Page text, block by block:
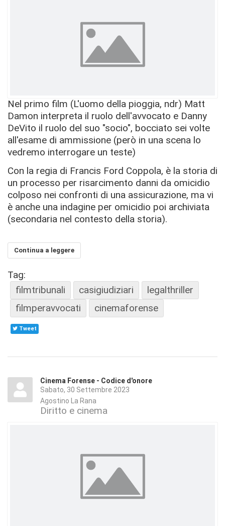
Nel primo film (L'uomo della pioggia, ndr) Matt
Damon interpreta il ruolo dell'avvocato e Danny
DeVito il ruolo del suo "socio", bocciato sei volte
all'esame di ammissione (però in una scena lo
vedremo interrogare un teste)
Con la regia di Francis Ford Coppola, è la storia di
un processo per risarcimento danni da omicidio
colposo nei confronti di una assicurazione, ma vi
è anche una indagine per omicidio poi archiviata
(secondaria nel contesto della storia).
Continua a leggere
Tag:
filmtribunali
casigiudiziari
legalthriller
filmperavvocati
cinemaforense
Tweet
Cinema Forense - Codice d'onore
Sabato, 30 Settembre 2023
Agostino La Rana
Diritto e cinema